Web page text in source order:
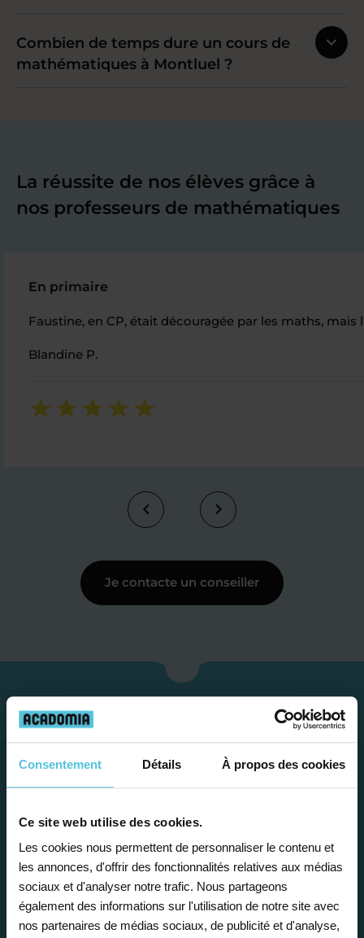
Consentement Détails À propos des cookies
Ce site web utilise des cookies.
Les cookies nous permettent de personnaliser le contenu et
les annonces, d'offrir des fonctionnalités relatives aux médias
sociaux et d'analyser notre trafic. Nous partageons
également des informations sur l'utilisation de notre site avec
nos partenaires de médias sociaux, de publicité et d'analyse,
Combien de temps dure un cours de
mathématiques à Montluel ?
La réussite de nos élèves grâce à
nos professeurs de mathématiques
En primaire
Faustine, en CP, était découragée par les maths,
Blandine P.
Je contacte un conseiller
Étape 1
Je vous propose un